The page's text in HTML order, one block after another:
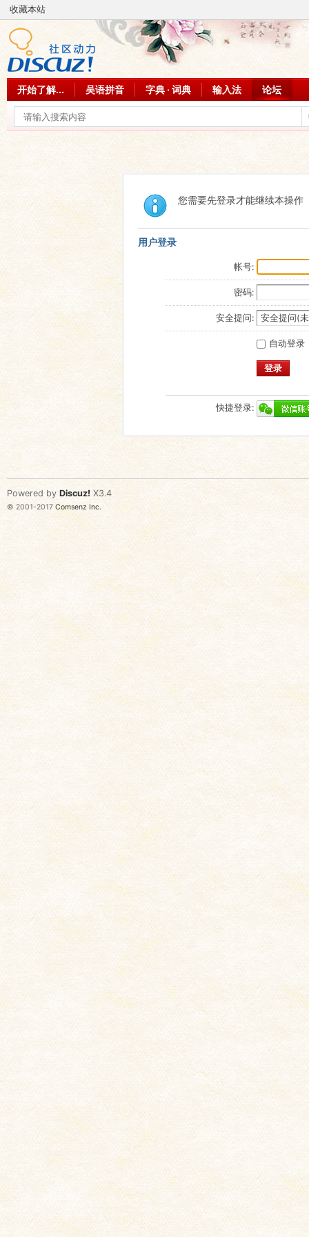
收藏本站
开始了解... 吴语拼音 字典 · 词典 输入法 论坛
您需要先登录才能继续本操作
用户登录
帐号:
密码:
安全提问:
自动登录
登录
快捷登录:
Powered by Discuz! X3.4
© 2001-2017 Comsenz Inc.